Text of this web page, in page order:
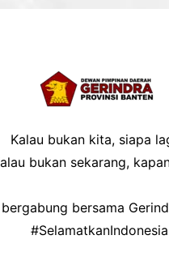
Kalau bukan kita, siapa
bukan sekarang,
bersama
#SelamatkanIndonesia